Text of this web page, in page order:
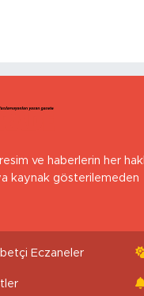
ve haberlerin her
kaynak gösterilemeden
Eczaneler